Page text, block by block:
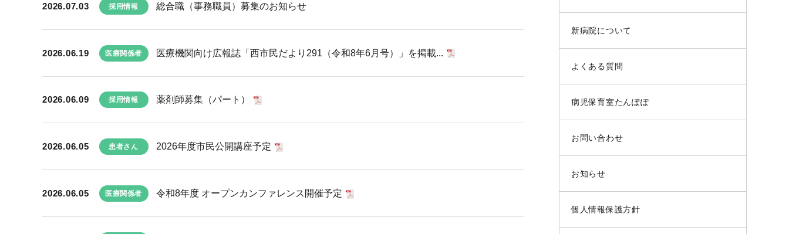
2026.07.03 採用情報 総合職（事務職員）募集のお知らせ
2026.06.19 医療関係者 医療機関向け広報誌「西市民だより291（令和8年6月号）」を掲載...
2026.06.09 採用情報 薬剤師募集（パート）
2026.06.05 患者さん 2026年度市民公開講座予定
2026.06.05 医療関係者 令和8年度 オープンカンファレンス開催予定
新病院について
よくある質問
病児保育室たんぽぽ
お問い合わせ
お知らせ
個人情報保護方針